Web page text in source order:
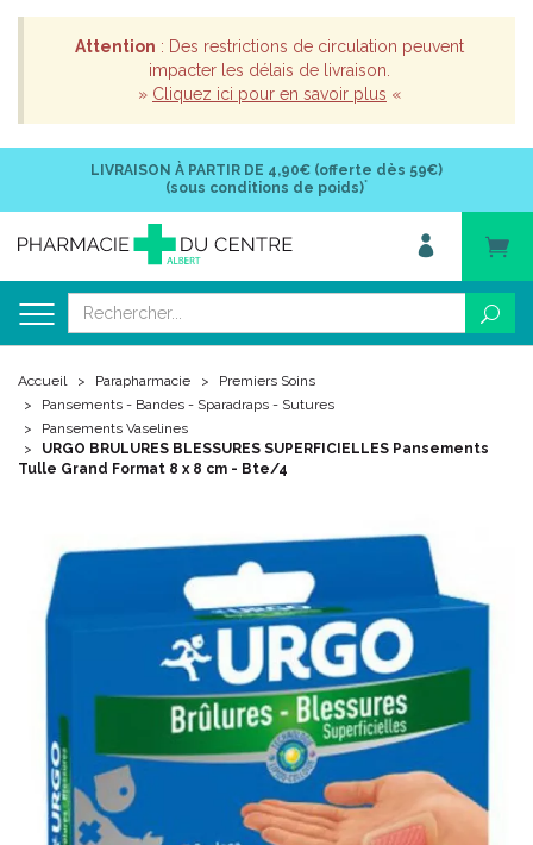
Attention : Des restrictions de circulation peuvent
impacter les délais de livraison.
» Cliquez ici pour en savoir plus «
LIVRAISON À PARTIR DE 4,90€ (offerte dès 59€)
(sous conditions de poids)*
Accueil Parapharmacie
Premiers Soins
Pansements - Bandes - Sparadraps - Sutures
Pansements Vaselines
URGO BRULURES BLESSURES SUPERFICIELLES Pansements
Tulle Grand Format 8 x 8 cm - Bte/4